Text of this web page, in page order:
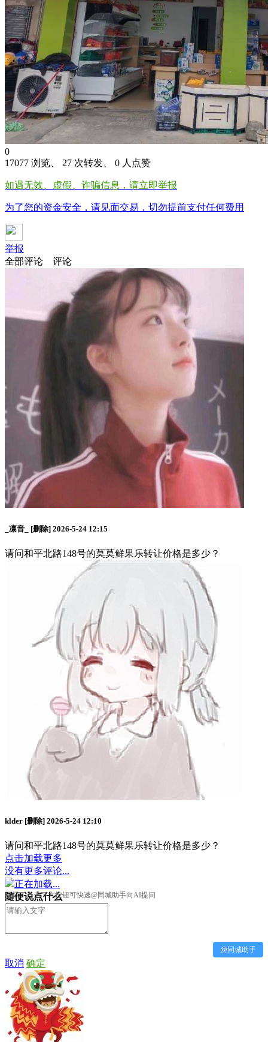
0
17077 浏览、 27 次转发、 0 人点赞
如遇无效、虚假、诈骗信息，请立即举报
为了您的资金安全，请见面交易，切勿提前支付任何费用
举报
全部评论
评论
_凛音_ [删除] 2026-5-24 12:15
请问和平北路148号的莫莫鲜果乐转让价格是多少？
klder [删除] 2026-5-24 12:10
请问和平北路148号的莫莫鲜果乐转让价格是多少？
点击加载更多
没有更多评论...
正在加载...
随便说点什么
提示：点击下方按钮可快速@同城助手向AI提问
@同城助手
取消 确定